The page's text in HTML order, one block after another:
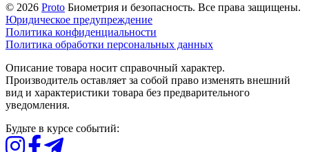
© 2026 Proto Биометрия и безопасность. Все права защищены.
Юридическое предупреждение
Политика конфиденциальности
Политика обработки персональных данных
Описание товара носит справочный характер.
Производитель оставляет за собой право изменять внешний
вид и характеристики товара без предварительного
уведомления.
Будьте в курсе событий: